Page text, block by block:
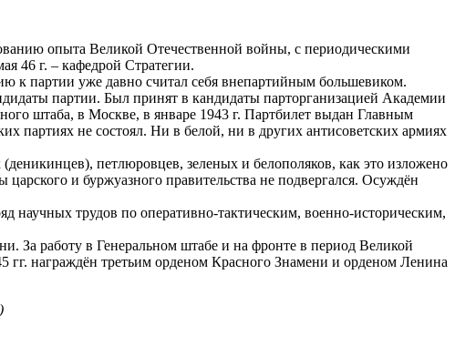
опыта Великой Отечественной войны, с периодическими
46 г. – кафедрой Стратегии.
к партии уже давно считал себя внепартийным большевиком.
партии. Был принят в кандидаты парторганизацией Академии
штаба, в Москве, в январе 1943 г. Партбилет выдан Главным
партиях не состоял. Ни в белой, ни в других антисоветских армиях
петлюровцев, зеленых и белополяков, как это изложено
и буржуазного правительства не подвергался. Осуждён
научных трудов по оперативно-тактическим, военно-историческим,
За работу в Генеральном штабе и на фронте в период Великой
награждён третьим орденом Красного Знамени и орденом Ленина